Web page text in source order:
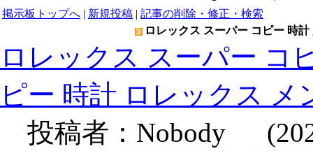
掲示板トップへ | 新規投稿 | 記事の削除・修正・検索
ロレックス スーパー コピー 時
ロレックス スーパー コ
ピー 時計 ロレックス メ
投稿者： Nobody